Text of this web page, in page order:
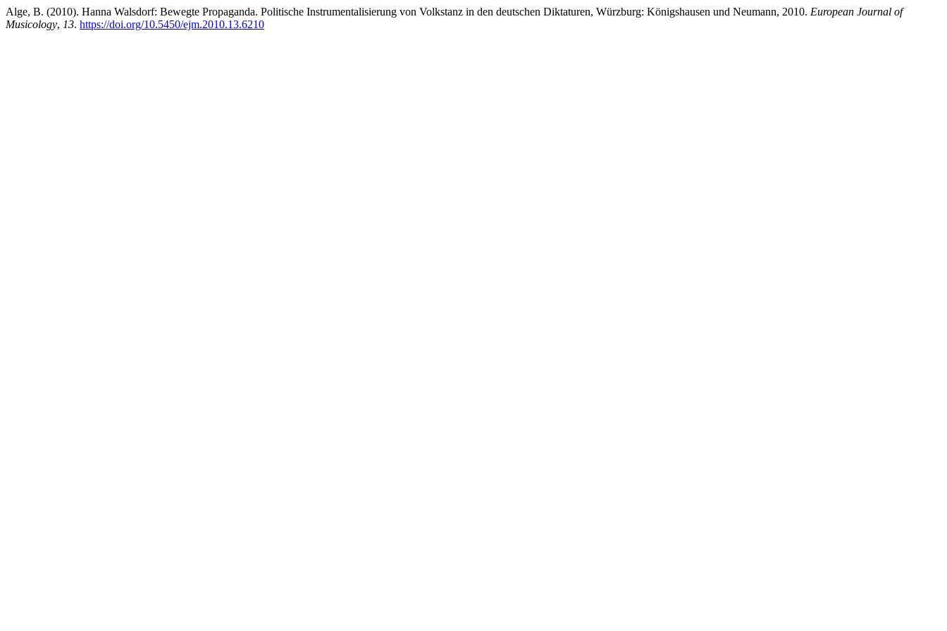
Alge, B. (2010). Hanna Walsdorf: Bewegte Propaganda. Politische Instrumentalisierung von Volkstanz in den deutschen Diktaturen, Würzburg: Königshausen und Neumann, 2010. European Journal of
Musicology, 13. https://doi.org/10.5450/ejm.2010.13.6210